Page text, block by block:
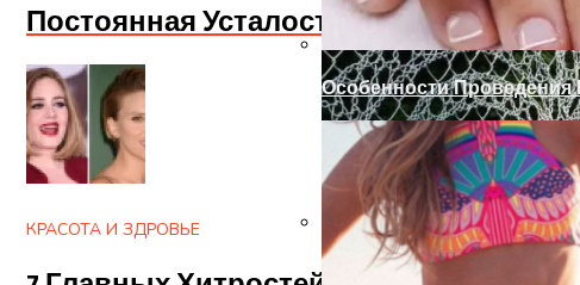
Запоры На Гаражные
Особенности
Постоянная Усталость? Апатия И
КРАСОТА И ЗДРОВЬЕ